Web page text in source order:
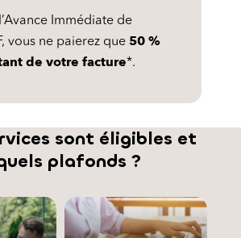
Immédiate de
vous ne paierez que 50 %
de votre facture*.
sont éligibles et
plafonds ?